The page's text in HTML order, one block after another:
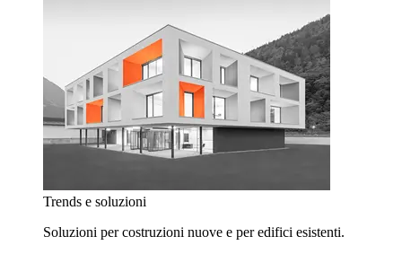
Trends e soluzioni
Soluzioni per costruzioni nuove e per edifici esistenti.